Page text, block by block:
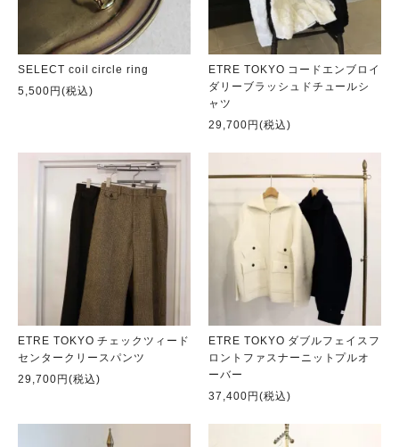
SELECT coil circle ring
5,500円(税込)
ETRE TOKYO コードエンブロイ
ダリーブラッシュドチュールシ
ャツ
29,700円(税込)
ETRE TOKYO チェックツィード
センタークリースパンツ
29,700円(税込)
ETRE TOKYO ダブルフェイスフ
ロントファスナーニットプルオ
ーバー
37,400円(税込)